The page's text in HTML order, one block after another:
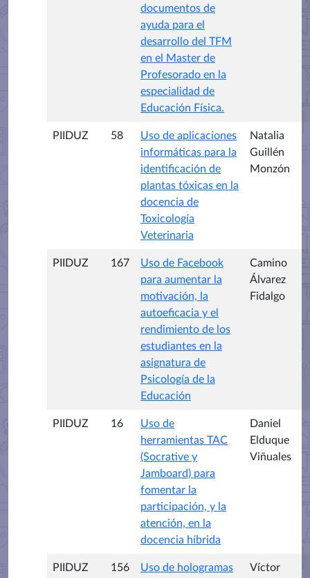
documentos de
ayuda para el
desarrollo del TFM
en el Master de
Profesorado en la
especialidad de
Educación Física.
PIIDUZ 58
Uso de aplicaciones
informáticas para la
identificación de
plantas tóxicas en la
docencia de
Toxicología
Veterinaria
Natalia
Guillén
Monzón
PIIDUZ 167
Uso de Facebook
para aumentar la
motivación, la
autoeficacia y el
rendimiento de los
estudiantes en la
asignatura de
Psicología de la
Educación
Camino
Álvarez
Fidalgo
PIIDUZ 16
Uso de
herramientas TAC
(Socrative y
Jamboard) para
fomentar la
participación, y la
atención, en la
docencia híbrida
Daniel
Elduque
Viñuales
PIIDUZ 156
Uso de hologramas
Víctor